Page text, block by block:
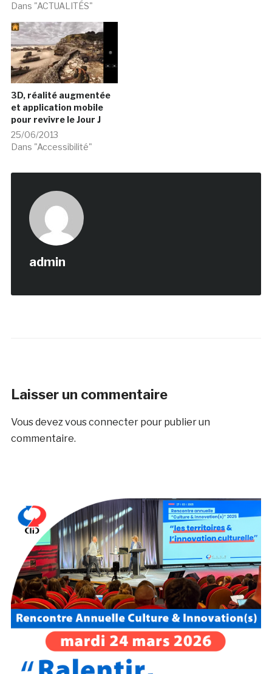
Dans "ACTUALITÉS"
3D, réalité augmentée
et application mobile
pour revivre le Jour J
25/06/2013
Dans "Accessibilité"
admin
Laisser un commentaire
Vous devezvous connecterpour publier un
commentaire.